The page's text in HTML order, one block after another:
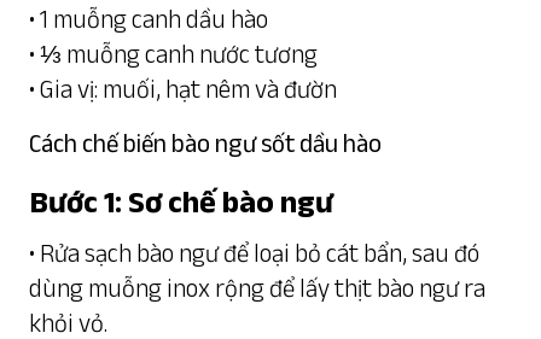
• 1 muỗng canh dầu hào
• ⅓ muỗng canh nước tương
• Gia vị: muối, hạt nêm và đườn
Cách chế biến bào ngư sốt dầu hào
Bước 1: Sơ chế bào ngư
• Rửa sạch bào ngư để loại bỏ cát bẩn, sau đó
dùng muỗng inox rộng để lấy thịt bào ngư ra
khỏi vỏ.